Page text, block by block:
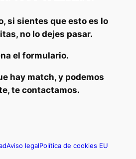
si sientes que esto es lo
no lo dejes pasar.
el formulario.
hay match, y podemos
te contactamos.
Aviso legalPolítica de cookies EU